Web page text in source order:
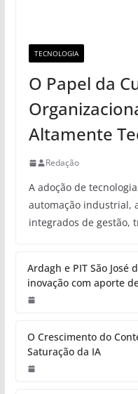
TECNOLOGIA
O Papel da
Altamente
Redação
A adoção de
automação industrial,
integrados de gestão,
Ardagh e PIT São José
inovação com aporte
O Crescimento do
Saturação da IA